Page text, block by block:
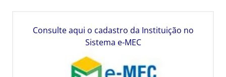
Consulte aqui o cadastro da Instituição no
Sistema e-MEC